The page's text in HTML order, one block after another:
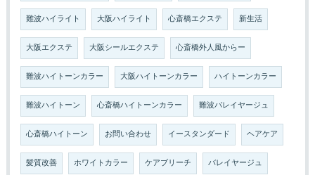
難波ハイライト 大阪ハイライト 心斎橋エクステ 新生活
大阪エクステ 大阪シールエクステ 心斎橋外人風からー
難波ハイトーンカラー 大阪ハイトーンカラー ハイトーンカラー
難波ハイトーン 心斎橋ハイトーンカラー 難波バレイヤージュ
心斎橋ハイトーン お問い合わせ イースタンダード ヘアケア
髪質改善 ホワイトカラー ケアブリーチ バレイヤージュ